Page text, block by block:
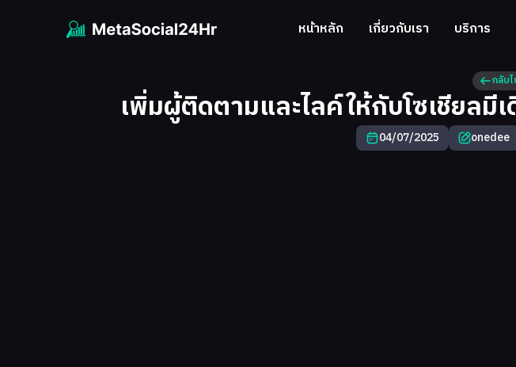
หน้าหลัก เกี่ยวกับเรา บริการ
กลับ
เพิ่มผู้ติดตามและไลค์ให้กับโซเชียลมี
04/07/2025 onedee